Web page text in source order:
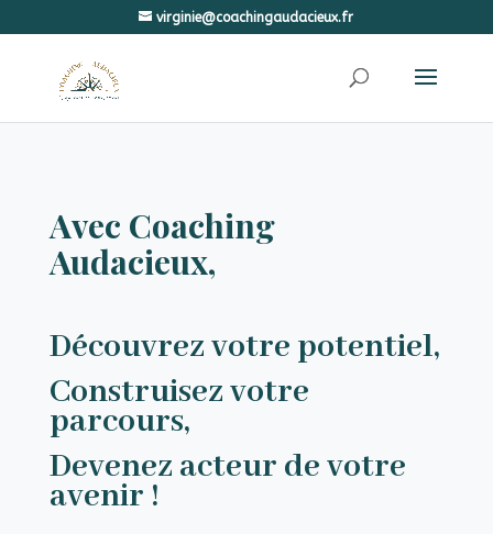
virginie@coachingaudacieux.fr
Avec Coaching
Audacieux,
Découvrez votre potentiel,
Construisez votre
parcours,
Devenez acteur de votre
avenir !